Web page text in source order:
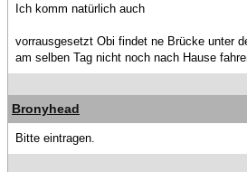
Ich komm natürlich auch
vorrausgesetzt Obi findet ne Brücke unter
am selben Tag nicht noch nach Hause
Bronyhead
Bitte eintragen.